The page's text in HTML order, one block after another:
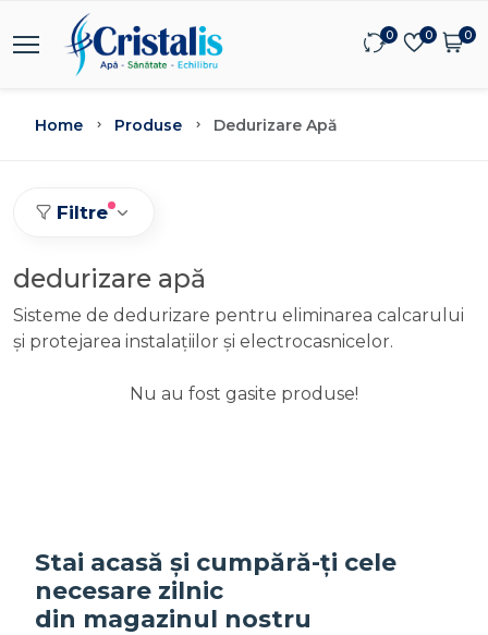
0 0 0
Home Produse Dedurizare Apă
Filtre
dedurizare apă
Sisteme de dedurizare pentru eliminarea calcarului
și protejarea instalațiilor și electrocasnicelor.
Nu au fost gasite produse!
Stai acasă și cumpără-ți cele
necesare zilnic
din magazinul nostru